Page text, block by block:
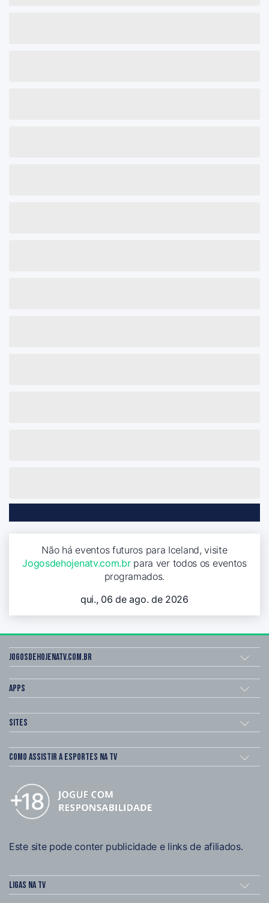
Não há eventos futuros para Iceland, visite
Jogosdehojenatv.com.brpara ver todos os eventos
programados.
qui., 06 de ago. de 2026
Jogosdehojenatv.com.br
Apps
Sites
Como assistir a esportes na TV
Este site pode conter publicidade e links de afiliados.
Ligas na TV